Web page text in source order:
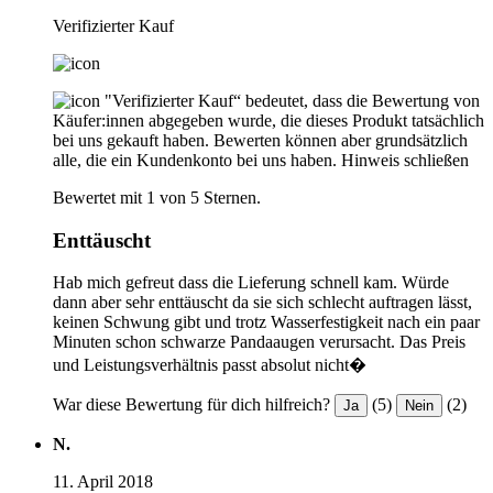
Verifizierter Kauf
"Verifizierter Kauf“ bedeutet, dass die Bewertung von
Käufer:innen abgegeben wurde, die dieses Produkt tatsächlich
bei uns gekauft haben. Bewerten können aber grundsätzlich
alle, die ein Kundenkonto bei uns haben. Hinweis schließen
Bewertet mit 1 von 5 Sternen.
Enttäuscht
Hab mich gefreut dass die Lieferung schnell kam. Würde
dann aber sehr enttäuscht da sie sich schlecht auftragen lässt,
keinen Schwung gibt und trotz Wasserfestigkeit nach ein paar
Minuten schon schwarze Pandaaugen verursacht. Das Preis
und Leistungsverhältnis passt absolut nicht�
War diese Bewertung für dich hilfreich? Ja (5) Nein (2)
N.
11. April 2018